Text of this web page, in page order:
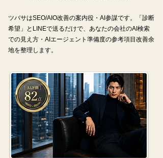
ツバサはSEO/AIO改善の案内役・AI参謀です。「診断
希望」とLINEで送るだけで、あなたの会社のAI検索
での見え方・AIエージェント準備度の参考項目改善余
地を整理します。